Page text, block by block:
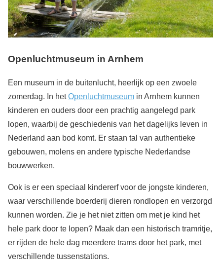
Openluchtmuseum in Arnhem
Een museum in de buitenlucht, heerlijk op een zwoele
zomerdag. In hetOpenluchtmuseum in Arnhem kunnen
kinderen en ouders door een prachtig aangelegd park
lopen, waarbij de geschiedenis van het dagelijks leven in
Nederland aan bod komt. Er staan tal van authentieke
gebouwen, molens en andere typische Nederlandse
bouwwerken.
Ook is er een speciaal kindererf voor de jongste kinderen,
waar verschillende boerderij dieren rondlopen en verzorgd
kunnen worden. Zie je het niet zitten om met je kind het
hele park door te lopen? Maak dan een historisch tramritje,
er rijden de hele dag meerdere trams door het park, met
verschillende tussenstations.